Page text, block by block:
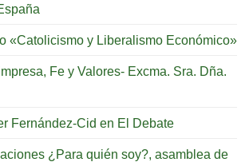
«Catolicismo y Liberalismo Económico»
Fe y Valores- Excma. Sra. Dña.
Fernández-Cid en El Debate
¿Para quién soy?, asamblea de